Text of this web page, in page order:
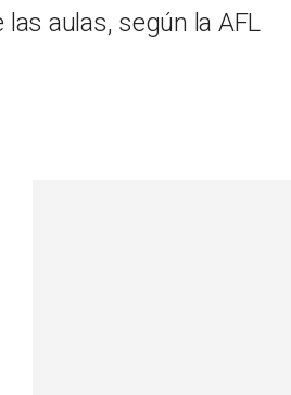
aulas, según la AFL